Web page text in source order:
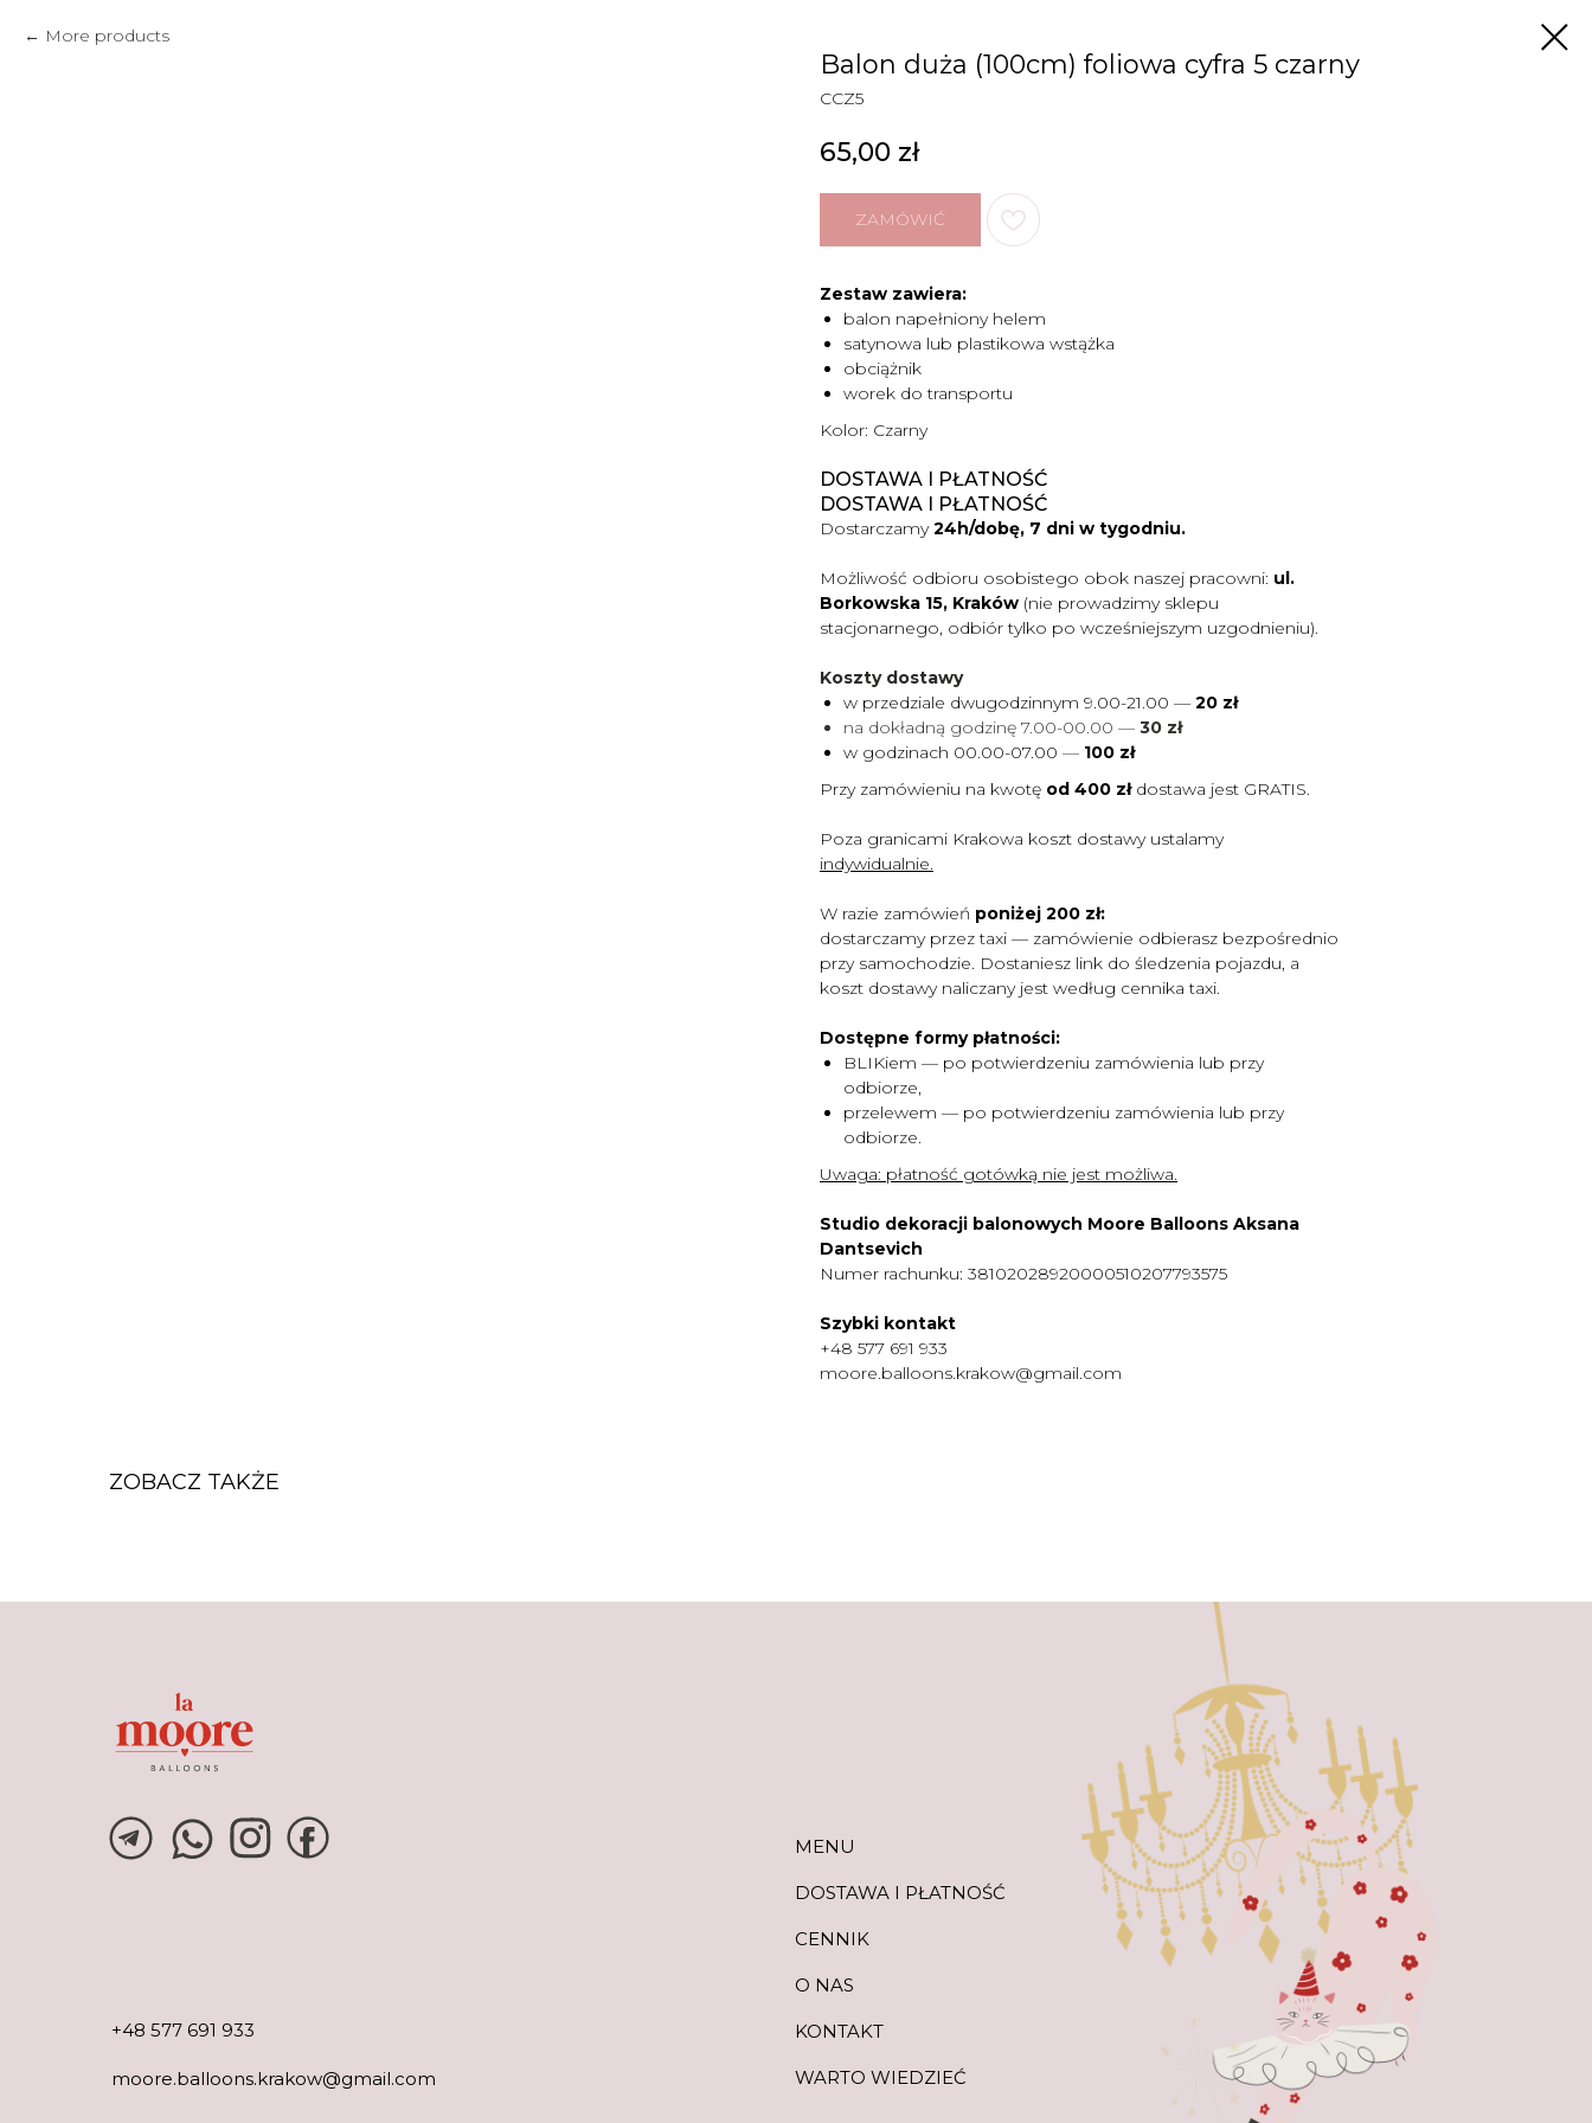
More products
Balon duża (100cm) foliowa cyfra 5 czarny
CCZ5
65,00 zł
ZAMÓWIĆ
Zestaw zawiera:
balon napełniony helem
satynowa lub plastikowa wstążka
obciążnik
worek do transportu
Kolor: Czarny
DOSTAWA I PŁATNOŚĆ
DOSTAWA I PŁATNOŚĆ
Dostarczamy24h/dobę, 7 dni w tygodniu.
Możliwość odbioru osobistego obok naszej pracowni: ul.
Borkowska 15, Kraków (nie prowadzimy sklepu
stacjonarnego, odbiór tylko po wcześniejszym uzgodnieniu).
Koszty dostawy
w przedziale dwugodzinnym 9.00-21.00 — 20 zł
na dokładną godzinę 7.00-00.00 — 30 zł
w godzinach 00.00-07.00 — 100 zł
Przy zamówieniu na kwotę od 400 zł dostawa jest GRATIS.
Poza granicami Krakowa koszt dostawy ustalamy
indywidualnie.
W razie zamówień poniżej 200 zł:
dostarczamy przez taxi — zamówienie odbierasz bezpośrednio
przy samochodzie. Dostaniesz link do śledzenia pojazdu, a
koszt dostawy naliczany jest według cennika taxi.
Dostępne formy płatności:
BLIKiem — po potwierdzeniu zamówienia lub przy
odbiorze,
przelewem — po potwierdzeniu zamówienia lub przy
odbiorze.
Uwaga: płatność gotówką nie jest możliwa.
Studio dekoracji balonowych Moore Balloons Aksana
Dantsevich
Numer rachunku: 38102028920000510207793575
Szybki kontakt
+48 577 691 933
moore.balloons.krakow@gmail.com
ZOBACZ TAKŻE
+48 577 691 933
moore.balloons.krakow@gmail.com
KONTAKT
O NAS
CENNIK
DOSTAWA I PŁATNOŚĆ
MENU
WARTO WIEDZIEĆ